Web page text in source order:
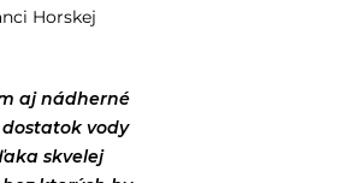
Horskej
aj nádherné
vody
skvelej